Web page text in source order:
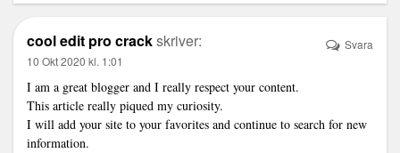
cool edit pro crackskriver:
10 Okt 2020 kl. 1:01
I am a great blogger and I really respect your content.
This article really piqued my curiosity.
I will add your site to your favorites and continue to search for new
information.
Svara